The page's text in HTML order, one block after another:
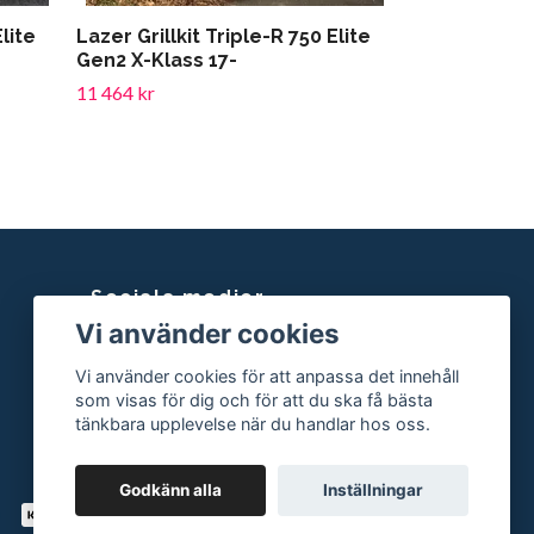
Lazer Grillkit Triple-R 750 Elite
Gen2 X-Klass 17-
11 464 kr
Sociala medier
Facebook
Instagram
Vi använder cookies
Vi använder cookies för att anpassa det innehåll
som visas för dig och för att du ska få bästa
tänkbara upplevelse när du handlar hos oss.
Godkänn alla Inställningar